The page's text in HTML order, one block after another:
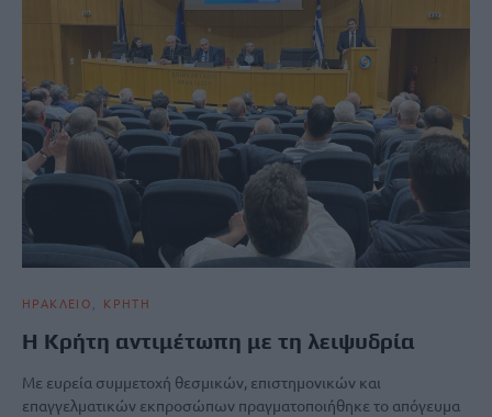
ΗΡΑΚΛΕΙΟ ΚΡΗΤΗ
Η Κρήτη αντιμέτωπη με τη λειψυδρία
Με ευρεία συμμετοχή θεσμικών, επιστημονικών και
επαγγελματικών εκπροσώπων πραγματοποιήθηκε το απόγευμα